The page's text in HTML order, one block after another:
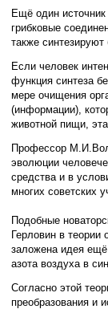
Ещё один
грибковые
также синтезируют
Если человек
функция синтеза
мере очищения
(информации),
животной пищи,
Профессор
эволюции
средства и в
многих советских
Подобные
Герловин в теории
заложена идея
азота воздуха в
Согласно этой
преобразования и